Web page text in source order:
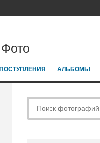
Фото
АЛЬБОМЫ